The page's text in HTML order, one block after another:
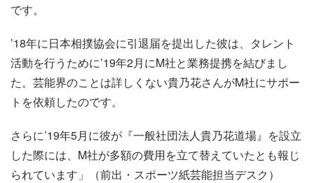
です。
’18年に日本相撲協会に引退届を提出した彼は、タレント
活動を行うために’19年2月にM社と業務提携を結びまし
た。芸能界のことは詳しくない貴乃花さんがM社にサポー
トを依頼したのです。
さらに’19年5月に彼が『一般社団法人貴乃花道場』を設立
した際には、M社が多額の費用を立て替えていたとも報じ
られています」（前出・スポーツ紙芸能担当デスク）